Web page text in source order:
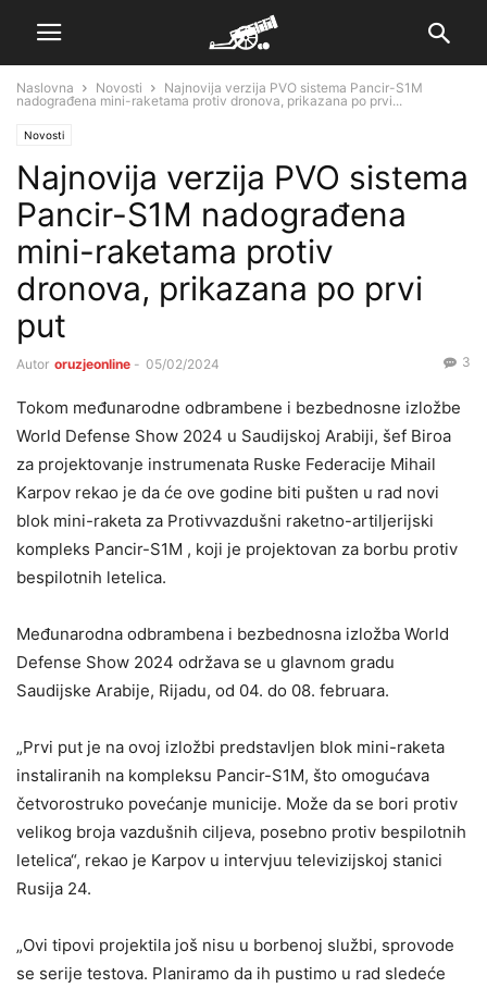
Naslovna Novosti
Najnovija verzija PVO sistema Pancir-S1M
nadograđena mini-raketama protiv dronova, prikazana po prvi...
Novosti
Najnovija verzija PVO sistema
Pancir-S1M nadograđena
mini-raketama protiv
dronova, prikazana po prvi
put
Autor oruzjeonline - 05/02/2024 3
Tokom međunarodne odbrambene i bezbednosne izložbe
World Defense Show 2024 u Saudijskoj Arabiji, šef Biroa
za projektovanje instrumenata Ruske Federacije Mihail
Karpov rekao je da će ove godine biti pušten u rad novi
blok mini-raketa za Protivvazdušni raketno-artiljerijski
kompleks Pancir-S1M , koji je projektovan za borbu protiv
bespilotnih letelica.
Međunarodna odbrambena i bezbednosna izložba World
Defense Show 2024 održava se u glavnom gradu
Saudijske Arabije, Rijadu, od 04. do 08. februara.
„Prvi put je na ovoj izložbi predstavljen blok mini-raketa
instaliranih na kompleksu Pancir-S1M, što omogućava
četvorostruko povećanje municije. Može da se bori protiv
velikog broja vazdušnih ciljeva, posebno protiv bespilotnih
letelica“, rekao je Karpov u intervjuu televizijskoj stanici
Rusija 24.
„Ovi tipovi projektila još nisu u borbenoj službi, sprovode
se serije testova. Planiramo da ih pustimo u rad sledeće